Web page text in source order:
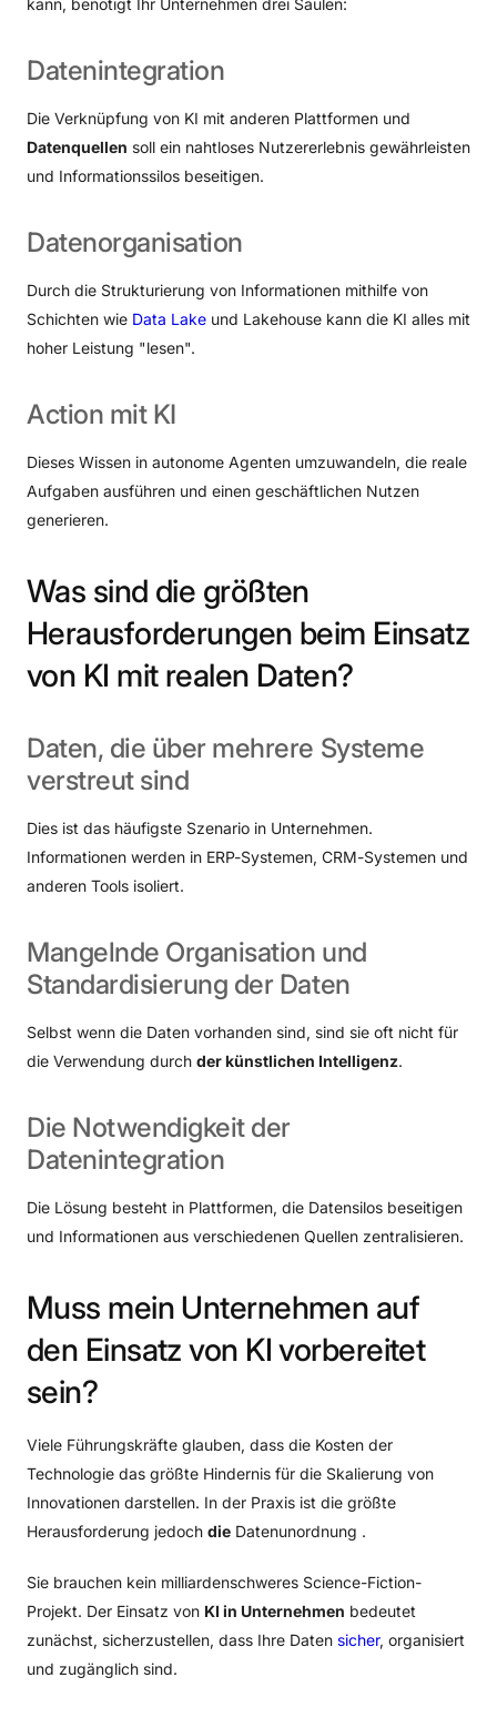
kann, benötigt Ihr Unternehmen drei Säulen:
Datenintegration
Die Verknüpfung von KI mit anderen Plattformen und
Datenquellen soll ein nahtloses Nutzererlebnis gewährleisten
und Informationssilos beseitigen.
Datenorganisation
Durch die Strukturierung von Informationen mithilfe von
Schichten wie Data Lake und Lakehouse kann die KI alles mit
hoher Leistung "lesen".
Action mit KI
Dieses Wissen in autonome Agenten umzuwandeln, die reale
Aufgaben ausführen und einen geschäftlichen Nutzen
generieren.
Was sind die größten
Herausforderungen beim Einsatz
von KI mit realen Daten?
Daten, die über mehrere Systeme
verstreut sind
Dies ist das häufigste Szenario in Unternehmen.
Informationen werden in ERP-Systemen, CRM-Systemen und
anderen Tools isoliert.
Mangelnde Organisation und
Standardisierung der Daten
Selbst wenn die Daten vorhanden sind, sind sie oft nicht für
die Verwendung durch der künstlichen Intelligenz.
Die Notwendigkeit der
Datenintegration
Die Lösung besteht in Plattformen, die Datensilos beseitigen
und Informationen aus verschiedenen Quellen zentralisieren.
Muss mein Unternehmen auf
den Einsatz von KI vorbereitet
sein?
Viele Führungskräfte glauben, dass die Kosten der
Technologie das größte Hindernis für die Skalierung von
Innovationen darstellen. In der Praxis ist die größte
Herausforderung jedoch die Datenunordnung .
Sie brauchen kein milliardenschweres Science-Fiction-
Projekt. Der Einsatz von KI in Unternehmen bedeutet
zunächst, sicherzustellen, dass Ihre Daten sicher, organisiert
und zugänglich sind.